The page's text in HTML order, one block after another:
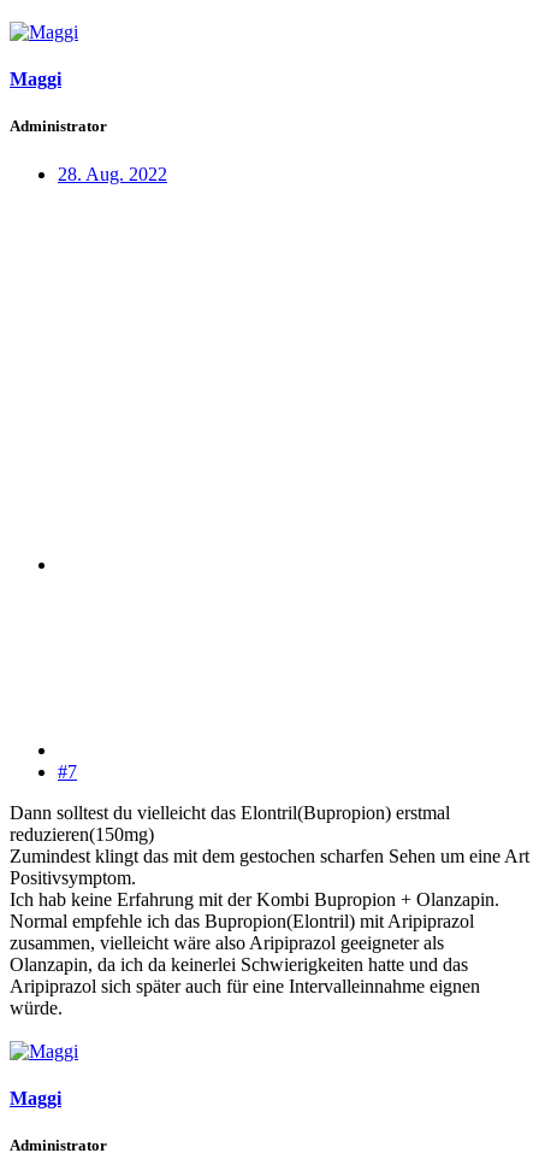
Maggi
Administrator
28. Aug. 2022
#7
Dann solltest du vielleicht das Elontril(Bupropion) erstmal
reduzieren(150mg)
Zumindest klingt das mit dem gestochen scharfen Sehen um eine Art
Positivsymptom.
Ich hab keine Erfahrung mit der Kombi Bupropion + Olanzapin.
Normal empfehle ich das Bupropion(Elontril) mit Aripiprazol
zusammen, vielleicht wäre also Aripiprazol geeigneter als
Olanzapin, da ich da keinerlei Schwierigkeiten hatte und das
Aripiprazol sich später auch für eine Intervalleinnahme eignen
würde.
Maggi
Administrator